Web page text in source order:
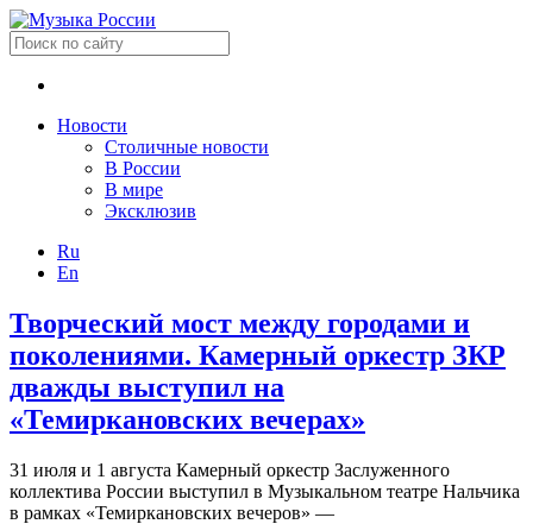
Новости
Столичные новости
В России
В мире
Эксклюзив
Ru
En
Творческий мост между городами и
поколениями. Камерный оркестр ЗКР
дважды выступил на
«Темиркановских вечерах»
31 июля и 1 августа Камерный оркестр Заслуженного
коллектива России выступил в Музыкальном театре Нальчика
в рамках «Темиркановских вечеров» —